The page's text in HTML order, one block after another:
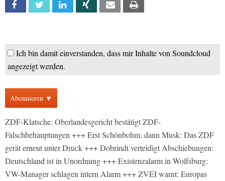
Facebook Twitter Linkedin Xing Email
Ich bin damit einverstanden, dass mir Inhalte von Soundcloud
angezeigt werden.
Abonnieren ▼
ZDF-Klatsche: Oberlandesgericht bestätigt ZDF-
Falschbehauptungen +++ Erst Schönbohm, dann Musk: Das ZDF
gerät erneut unter Druck +++ Dobrindt verteidigt Abschiebungen:
Deutschland ist in Unordnung +++ Existenzalarm in Wolfsburg:
VW-Manager schlagen intern Alarm +++ ZVEI warnt: Europas